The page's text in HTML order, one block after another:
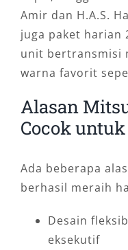
Amir dan H.A.S.
juga paket harian
unit bertransmisi
warna favorit
Alasan
Cocok
Ada beberapa
berhasil meraih
Desain
eksekutif